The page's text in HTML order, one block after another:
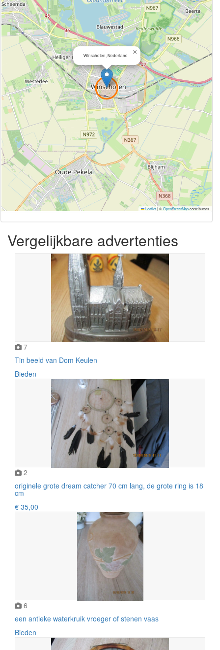
Winschoten, Nederland ×
Leaflet|©OpenStreetMapcontributors
Vergelijkbare advertenties
7
Tin beeld van Dom Keulen
Bieden
2
originele grote dream catcher 70 cm lang, de grote ring is 18
cm
€ 35,00
6
een antieke waterkruik vroeger of stenen vaas
Bieden